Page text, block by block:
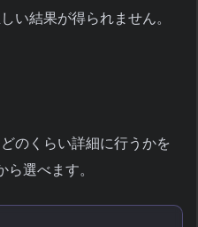
い結果が得られません。
のくらい詳細に行うかを
選べます。